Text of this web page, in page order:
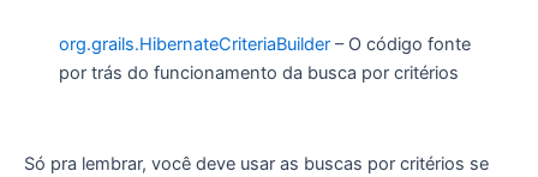
org.grails.HibernateCriteriaBuilder – O código fonte
por trás do funcionamento da busca por critérios
Só pra lembrar, você deve usar as buscas por critérios se